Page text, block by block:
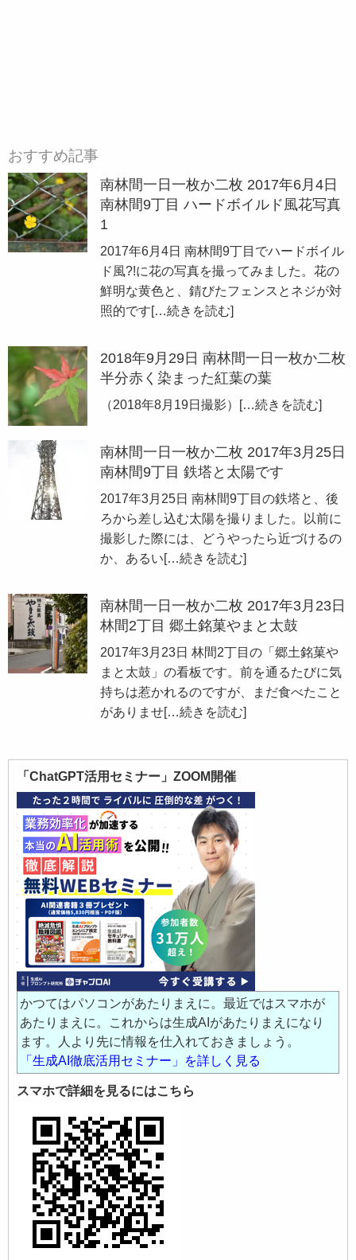
おすすめ記事
南林間一日一枚か二枚 2017年6月4日
南林間9丁目 ハードボイルド風花写真
1
2017年6月4日 南林間9丁目でハードボイル
ド風?!に花の写真を撮ってみました。花の
鮮明な黄色と、錆びたフェンスとネジが対
照的です[…続きを読む]
2018年9月29日 南林間一日一枚か二枚
半分赤く染まった紅葉の葉
（2018年8月19日撮影） […続きを読む]
南林間一日一枚か二枚 2017年3月25日
南林間9丁目 鉄塔と太陽です
2017年3月25日 南林間9丁目の鉄塔と、後
ろから差し込む太陽を撮りました。以前に
撮影した際には、どうやったら近づけるの
か、あるい[…続きを読む]
南林間一日一枚か二枚 2017年3月23日
林間2丁目 郷土銘菓やまと太鼓
2017年3月23日 林間2丁目の「郷土銘菓や
まと太鼓」の看板です。前を通るたびに気
持ちは惹かれるのですが、まだ食べたこと
がありませ[…続きを読む]
「ChatGPT活用セミナー」ZOOM開催
かつてはパソコンがあたりまえに。最近ではスマホが
あたりまえに。これからは生成AIがあたりまえになり
ます。人より先に情報を仕入れておきましょう。
「生成AI徹底活用セミナー」を詳しく見る
スマホで詳細を見るにはこちら